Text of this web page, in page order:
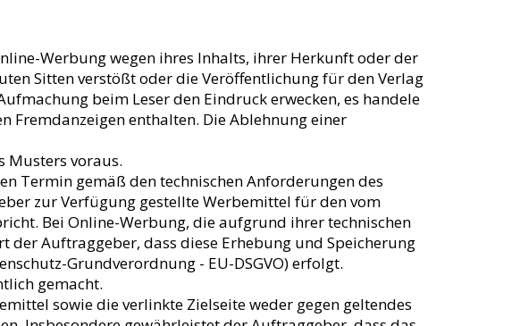
Werbung wegen ihres Inhalts, ihrer Herkunft oder der
Sitten verstößt oder die Veröffentlichung für den Verlag
beim Leser den Eindruck erwecken, es handele
Fremdanzeigen enthalten. Die Ablehnung einer
Musters voraus.
Termin gemäß den technischen Anforderungen des
zur Verfügung gestellte Werbemittel für den vom
Bei Online-Werbung, die aufgrund ihrer technischen
Auftraggeber, dass diese Erhebung und Speicherung
Grundverordnung - EU-DSGVO) erfolgt.
gemacht.
sowie die verlinkte Zielseite weder gegen geltendes